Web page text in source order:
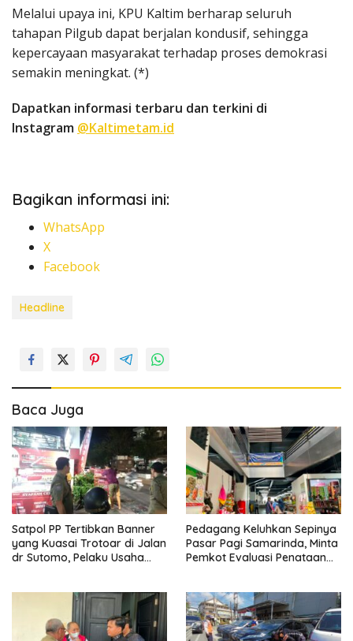
Melalui upaya ini, KPU Kaltim berharap seluruh
tahapan Pilgub dapat berjalan kondusif, sehingga
kepercayaan masyarakat terhadap proses demokrasi
semakin meningkat. (*)
Dapatkan informasi terbaru dan terkini di
Instagram @Kaltimetam.id
Bagikan informasi ini:
WhatsApp
X
Facebook
Headline
Baca Juga
Satpol PP Tertibkan Banner
yang Kuasai Trotoar di Jalan
dr Sutomo, Pelaku Usaha
Pedagang Keluhkan Sepinya
Pasar Pagi Samarinda, Minta
Pemkot Evaluasi Penataan